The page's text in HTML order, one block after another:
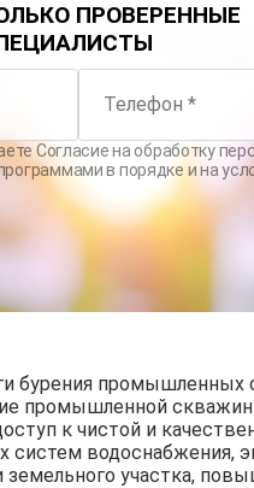
ПРОВЕРЕННЫЕ
Согласие на обработку
в порядке и на
бурения
промышленной
к чистой и
систем
участка,